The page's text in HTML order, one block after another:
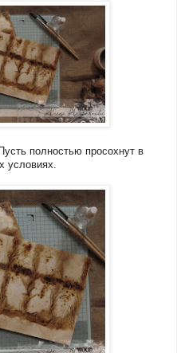
полностью просохнут в
условиях.